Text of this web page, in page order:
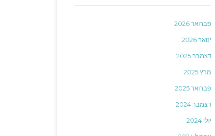
פברואר 2026
ינואר 2026
דצמבר 2025
מרץ 2025
פברואר 2025
דצמבר 2024
יולי 2024